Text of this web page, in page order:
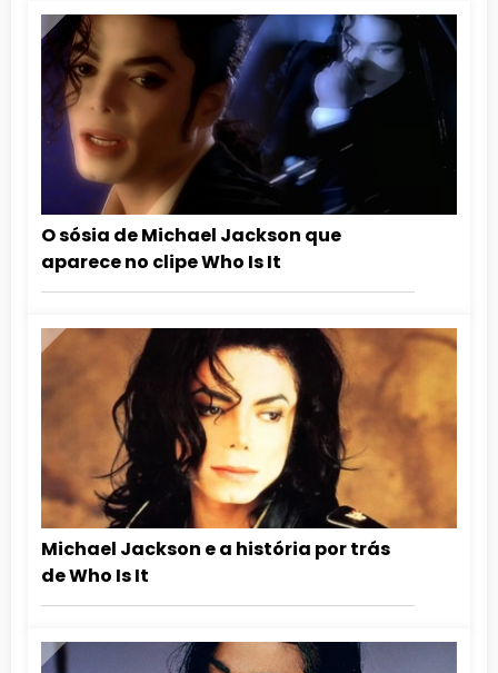
O sósia de Michael Jackson que
aparece no clipe Who Is It
Michael Jackson e a história por trás
de Who Is It